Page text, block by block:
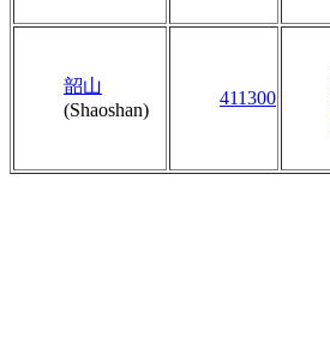
韶山
(Shaoshan)
411300